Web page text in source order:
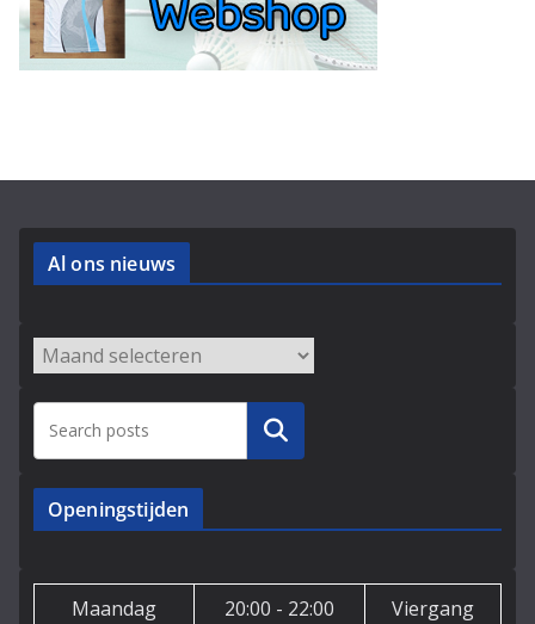
Al ons nieuws
Archieven
Zoeken
Openingstijden
Maandag 20:00 - 22:00
Viergang